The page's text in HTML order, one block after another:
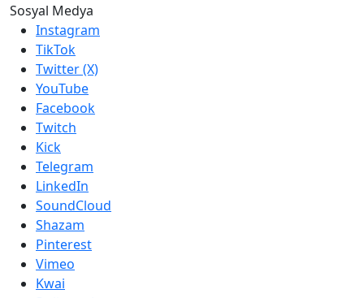
Sosyal Medya
Instagram
TikTok
Twitter (X)
YouTube
Facebook
Twitch
Kick
Telegram
LinkedIn
SoundCloud
Shazam
Pinterest
Vimeo
Kwai